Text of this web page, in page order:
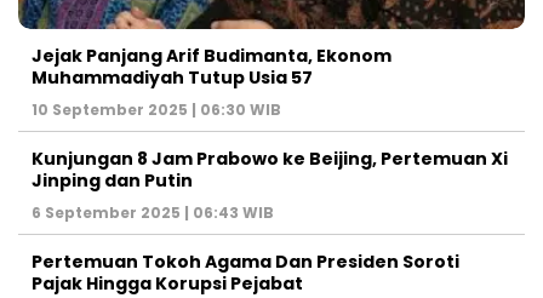
Jejak Panjang Arif Budimanta, Ekonom
Muhammadiyah Tutup Usia 57
10 September 2025 | 06:30 WIB
Kunjungan 8 Jam Prabowo ke Beijing, Pertemuan Xi
Jinping dan Putin
6 September 2025 | 06:43 WIB
Pertemuan Tokoh Agama Dan Presiden Soroti
Pajak Hingga Korupsi Pejabat